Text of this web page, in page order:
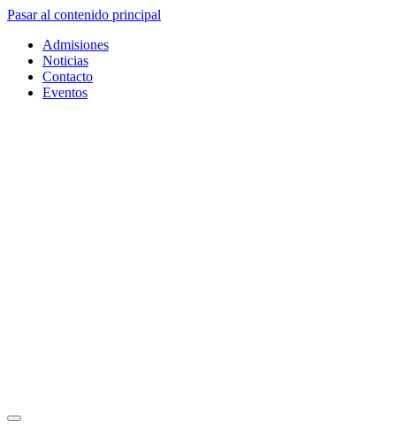
Pasar al contenido principal
Admisiones
Noticias
Contacto
Eventos